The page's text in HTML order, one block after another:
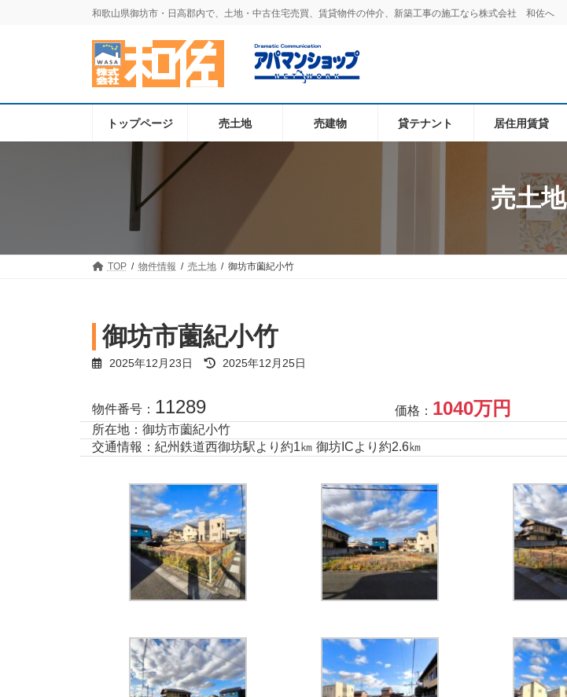
ス
ッ
ン
移
和歌山県御坊市・日高郡内で、土地・中古住宅売買、賃貸物件の仲介、新築工事の施工なら株式会社 和佐へ
トップページ 売土地 売建物 貸テナント 居住用賃貸
売土地
TOP 物件情報 売土地 御坊市薗紀小竹
御坊市薗紀小竹
2025年12月23日
最
日
時
:
2025年12月25日
物件番号： 11289 価格： 1040万円
所在地：御坊市薗紀小竹
交通情報：紀州鉄道西御坊駅より約1㎞ 御坊ICより約2.6㎞